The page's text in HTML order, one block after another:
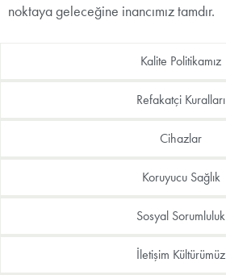
Kalite Politikamız
Refakatçi Kuralları
Cihazlar
Koruyucu Sağlık
Sosyal Sorumluluk
İletişim Kültürümüz
noktaya geleceğine inancımız tamdır.